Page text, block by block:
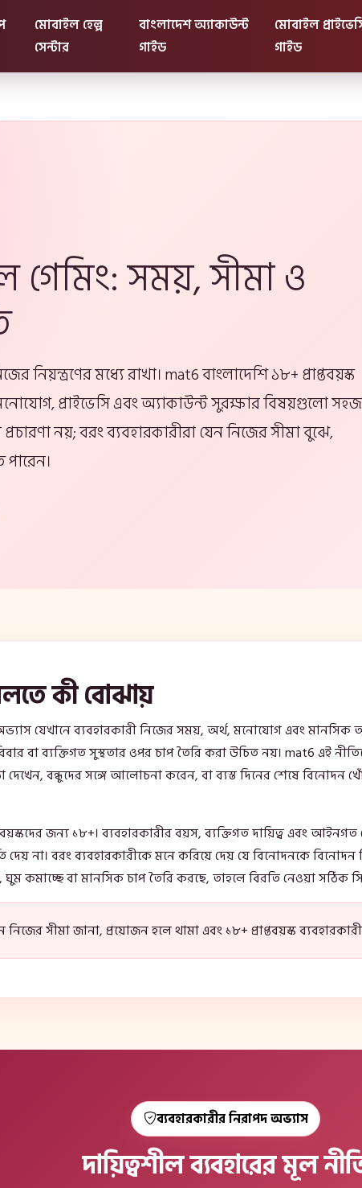
মোবাইল হেল্প
সেন্টার
বাংলাদেশ অ্যাকাউন্ট
গাইড
মোবাইল
গাইড
গেমিং: সময়, সীমা ও
নিয়ন্ত্রণের মধ্যে রাখা। mat6 বাংলাদেশি ১৮+ প্রাপ্তবয়স্ক
প্রাইভেসি এবং অ্যাকাউন্ট সুরক্ষার বিষয়গুলো সহজ
নয়; বরং ব্যবহারকারীরা যেন নিজের সীমা বুঝে,
পারেন।
কী বোঝায়
যেখানে ব্যবহারকারী নিজের সময়, অর্থ, মনোযোগ এবং
বা ব্যক্তিগত সুস্থতার ওপর চাপ তৈরি করা উচিত নয়। mat6 এই
দেখেন, বন্ধুদের সঙ্গে আলোচনা করেন, বা ব্যস্ত দিনের শেষে বিনোদন
জন্য ১৮+। ব্যবহারকারীর বয়স, ব্যক্তিগত দায়িত্ব এবং
না। বরং ব্যবহারকারীকে মনে করিয়ে দেয় যে বিনোদনকে
কমাচ্ছে বা মানসিক চাপ তৈরি করছে, তাহলে বিরতি নেওয়া সঠিক
নিজের সীমা জানা, প্রয়োজন হলে থামা এবং ১৮+ প্রাপ্তবয়স্ক
ব্যবহারকারীর নিরাপদ অভ্যাস
দায়িত্বশীল ব্যবহারের মূল